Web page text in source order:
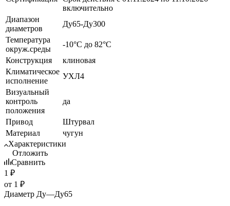
включительно
Диапазон
диаметров
Ду65-Ду300
Температура
окруж.среды
-10°С до 82°С
Конструкция
клиновая
Климатическое
исполнение
УХЛ4
Визуальный
контроль
положения
да
Привод
Штурвал
Материал
чугун
Характеристики
Отложить
Сравнить
1 ₽
от 1 ₽
Диаметр Ду—Ду65